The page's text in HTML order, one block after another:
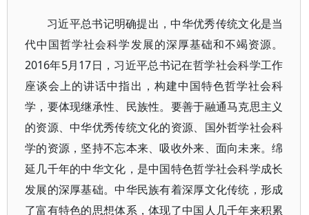
习近平总书记明确提出，中华优秀传统文化是当
代中国哲学社会科学发展的深厚基础和不竭资源。
2016年5月17日，习近平总书记在哲学社会科学工作
座谈会上的讲话中指出，构建中国特色哲学社会科
学，要体现继承性、民族性。要善于融通马克思主义
的资源、中华优秀传统文化的资源、国外哲学社会科
学的资源，坚持不忘本来、吸收外来、面向未来。绵
延几千年的中华文化，是中国特色哲学社会科学成长
发展的深厚基础。中华民族有着深厚文化传统，形成
了富有特色的思想体系，体现了中国人几千年来积累